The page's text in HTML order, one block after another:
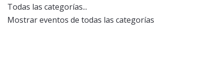
Todas las categorías...
Mostrar eventos de todas las categorías